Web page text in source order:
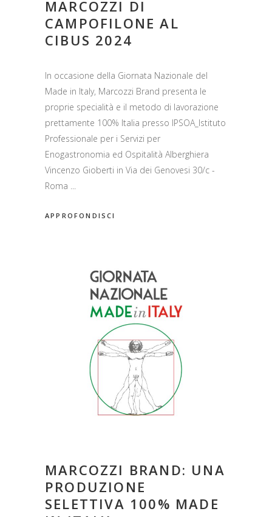
MARCOZZI DI
CAMPOFILONE AL
CIBUS 2024
In occasione della Giornata Nazionale del
Made in Italy, Marcozzi Brand presenta le
proprie specialità e il metodo di lavorazione
prettamente 100% Italia presso IPSOA_Istituto
Professionale per i Servizi per
Enogastronomia ed Ospitalità Alberghiera
Vincenzo Gioberti in Via dei Genovesi 30/c -
Roma
APPROFONDISCI
MARCOZZI BRAND: UNA
PRODUZIONE
SELETTIVA 100% MADE